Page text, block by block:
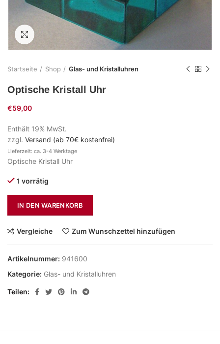
Zum Vergrößern klicken
Startseite Shop Glas- und Kristalluhren
Optische Kristall Uhr
€59,00
Enthält 19% MwSt.
zzgl. Versand (ab 70€ kostenfrei)
Lieferzeit: ca. 3-4 Werktage
Optische Kristall Uhr
1 vorrätig
IN DEN WARENKORB
Vergleiche Zum Wunschzettel hinzufügen
Artikelnummer: 941600
Kategorie: Glas- und Kristalluhren
Teilen